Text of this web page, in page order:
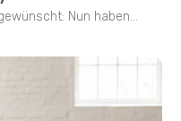
Nun haben...